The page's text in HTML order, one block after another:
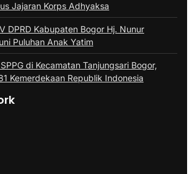
Jajaran Korps Adhyaksa
DPRD Kabupaten Bogor Hj. Nunur
Puluhan Anak Yatim
di Kecamatan Tanjungsari Bogor,
Kemerdekaan Republik Indonesia